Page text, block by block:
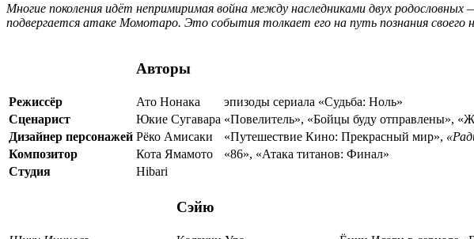
Многие поколения идёт непримиримая война между наследниками двух
подвергается атаке Момотаро. Это события толкает его на путь познания своего
Авторы
Режиссёр Ато Нонака
эпизоды сериала «Судьба: Ноль»
Сценарист
Юкие Сугавара «Повелитель», «Бойцы буду отправлены»,
Дизайнер персонажей Рёко Амисаки «Путешествие Кино: Прекрасный мир»,
Композитор
Кота Ямамото
«86», «Атака титанов: Финал»
Студия
Hibari
Сэйю